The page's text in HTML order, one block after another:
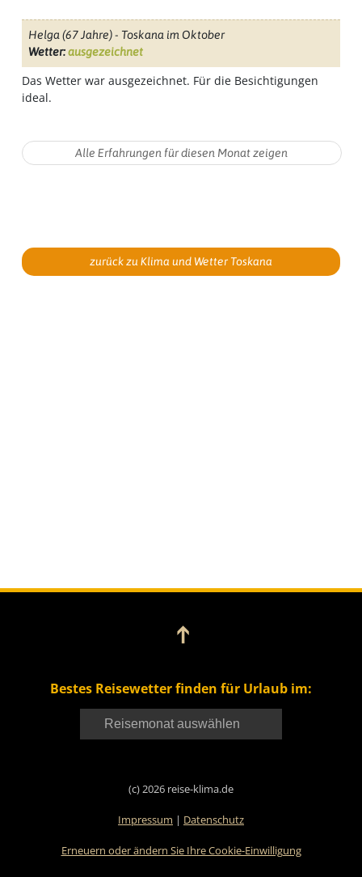
Helga (67 Jahre) - Toskana im Oktober
Wetter:ausgezeichnet
Das Wetter war ausgezeichnet. Für die Besichtigungen
ideal.
zurück zu Klima und Wetter Toskana
➔
Bestes Reisewetter finden für Urlaub im:
(c) 2026 reise-klima.de
Impressum | Datenschutz
Erneuern oder ändern Sie Ihre Cookie-Einwilligung